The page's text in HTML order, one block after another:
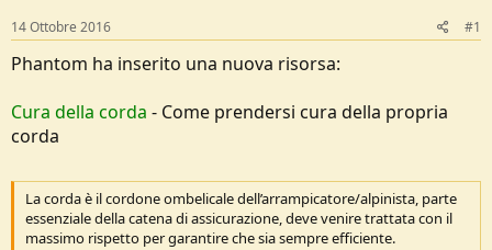
c
u
s
n
14 Ottobre 2016 #1
Phantom ha inserito una nuova risorsa:
Cura della corda - Come prendersi cura della propria
corda
La corda è il cordone ombelicale dell’arrampicatore/alpinista, parte
essenziale della catena di assicurazione, deve venire trattata con il
massimo rispetto per garantire che sia sempre efficiente.